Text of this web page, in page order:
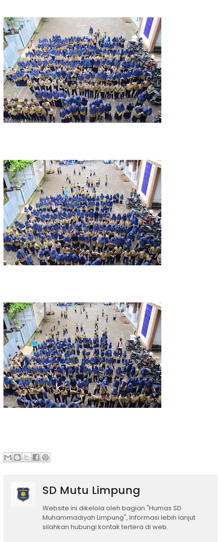
SD Mutu Limpung
Website ini dikelola oleh bagian "Humas SD
Muhammadiyah Limpung", Informasi lebih lanjut
silahkan hubungi kontak tertera di web.